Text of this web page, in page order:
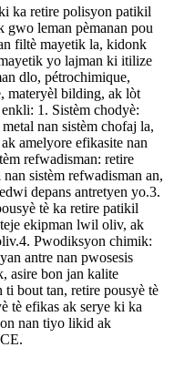
ka retire polisyon patikil
leman pèmanan pou
filtè mayetik la, kidonk
yo lajman ki itilize
dlo, pétrochimique,
materyèl bilding, ak lòt
1. Sistèm chodyè:
nan sistèm chofaj la,
amelyore efikasite nan
refwadisman: retire
sistèm refwadisman an,
depans antretyen yo.3.
tè ka retire patikil
ekipman lwil oliv, ak
Pwodiksyon chimik:
antre nan pwosesis
asire bon jan kalite
bout tan, retire pousyè tè
tè efikas ak serye ki ka
nan tiyo likid ak